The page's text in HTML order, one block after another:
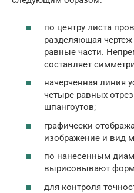
по центру листа
разделяющая
равные части.
составляет
начерченная линия
четыре равных
шпангоутов;
графически
изображение и вид
по нанесенным
вырисовывают
для контроля